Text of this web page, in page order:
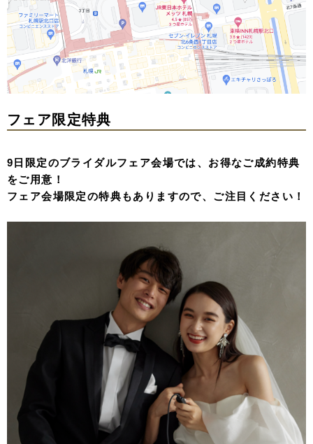
フェア限定特典
9日限定のブライダルフェア会場では、お得なご成約特典
をご用意！
フェア会場限定の特典もありますので、ご注目ください！